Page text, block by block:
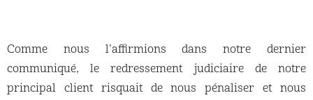
Comme nous l’affirmions dans notre dernier
communiqué, le redressement judiciaire de notre
principal client risquait de nous pénaliser et nous